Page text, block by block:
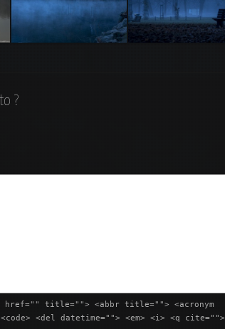
?
href="" title=""> <abbr title=""> <acronym
<del datetime=""> <em> <i> <q cite="">